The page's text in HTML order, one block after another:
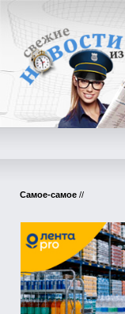
Самое-самое //